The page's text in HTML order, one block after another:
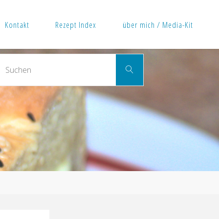
Kontakt Rezept Index über mich / Media-Kit
Suchen